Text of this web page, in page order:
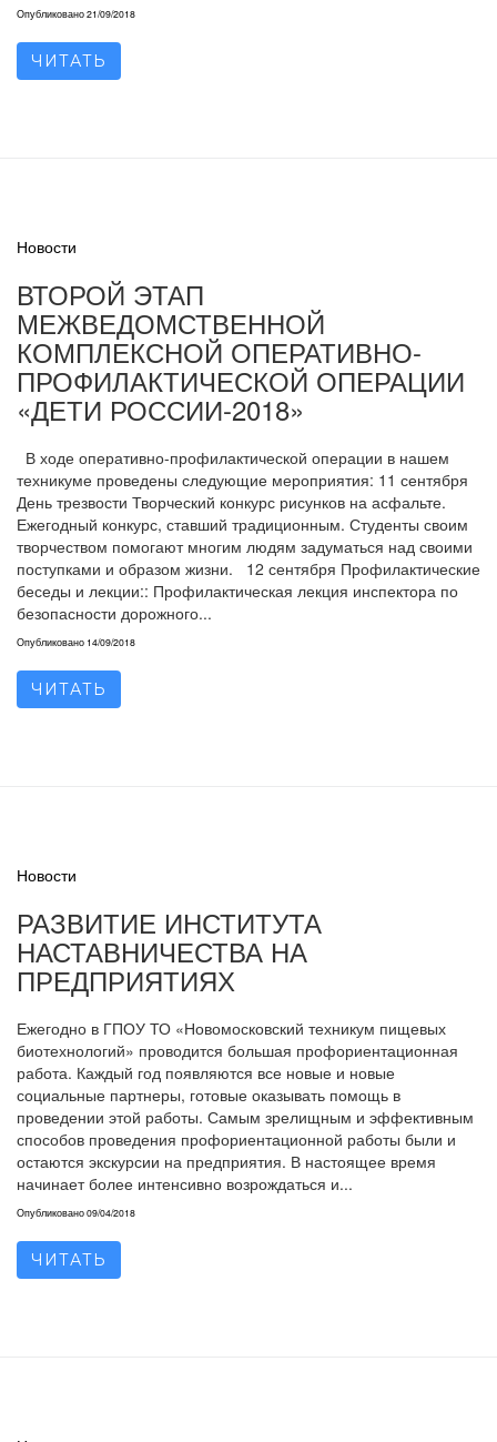
Опубликовано21/09/2018
ЧИТАТЬ
Новости
ВТОРОЙ ЭТАП
МЕЖВЕДОМСТВЕННОЙ
КОМПЛЕКСНОЙ ОПЕРАТИВНО-
ПРОФИЛАКТИЧЕСКОЙ ОПЕРАЦИИ
«ДЕТИ РОССИИ-2018»
В ходе оперативно-профилактической операции в нашем
техникуме проведены следующие мероприятия: 11 сентября
День трезвости Творческий конкурс рисунков на асфальте.
Ежегодный конкурс, ставший традиционным. Студенты своим
творчеством помогают многим людям задуматься над своими
поступками и образом жизни. 12 сентября Профилактические
беседы и лекции:: Профилактическая лекция инспектора по
безопасности дорожного...
Опубликовано 14/09/2018
ЧИТАТЬ
Новости
РАЗВИТИЕ ИНСТИТУТА
НАСТАВНИЧЕСТВА НА
ПРЕДПРИЯТИЯХ
Ежегодно в ГПОУ ТО «Новомосковский техникум пищевых
биотехнологий» проводится большая профориентационная
работа. Каждый год появляются все новые и новые
социальные партнеры, готовые оказывать помощь в
проведении этой работы. Самым зрелищным и эффективным
способов проведения профориентационной работы были и
остаются экскурсии на предприятия. В настоящее время
начинает более интенсивно возрождаться и...
Опубликовано09/04/2018
ЧИТАТЬ